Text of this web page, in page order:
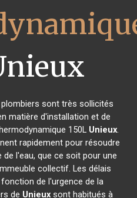
plombiers sont très sollicités
matière d'installation et de
150L Unieux.
rapidement pour résoudre
l'eau, que ce soit pour une
collectif. Les délais
de l'urgence de la
de Unieuxsont habitués à